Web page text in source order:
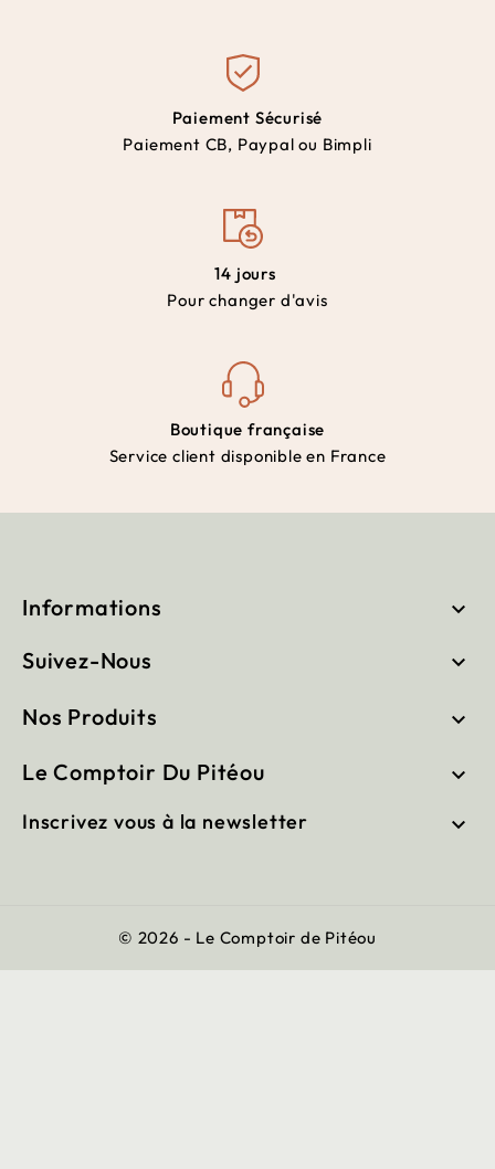
Paiement Sécurisé
Paiement CB, Paypal ou Bimpli
14 jours
Pour changer d'avis
Boutique française
Service client disponible en France
Informations 
Suivez-Nous 
Nos Produits 
Le Comptoir Du Pitéou 
Inscrivez vous à la newsletter 
© 2026 - Le Comptoir de Pitéou